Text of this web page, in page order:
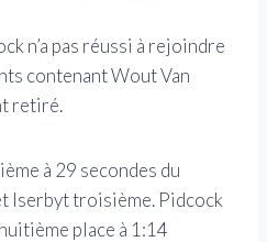
n’a pas réussi à rejoindre
contenant Wout Van
retiré.
à 29 secondes du
Iserbyt troisième. Pidcock
place à 1:14